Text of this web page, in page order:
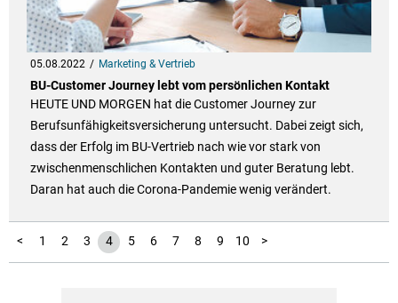
05.08.2022 Marketing & Vertrieb
BU-Customer Journey lebt vom persönlichen Kontakt
HEUTE UND MORGEN hat die Customer Journey zur
Berufsunfähigkeitsversicherung untersucht. Dabei zeigt sich,
dass der Erfolg im BU-Vertrieb nach wie vor stark von
zwischenmenschlichen Kontakten und guter Beratung lebt.
Daran hat auch die Corona-Pandemie wenig verändert.
< 1 2 3 4 5 6 7 8 9 10
11
12
13 >